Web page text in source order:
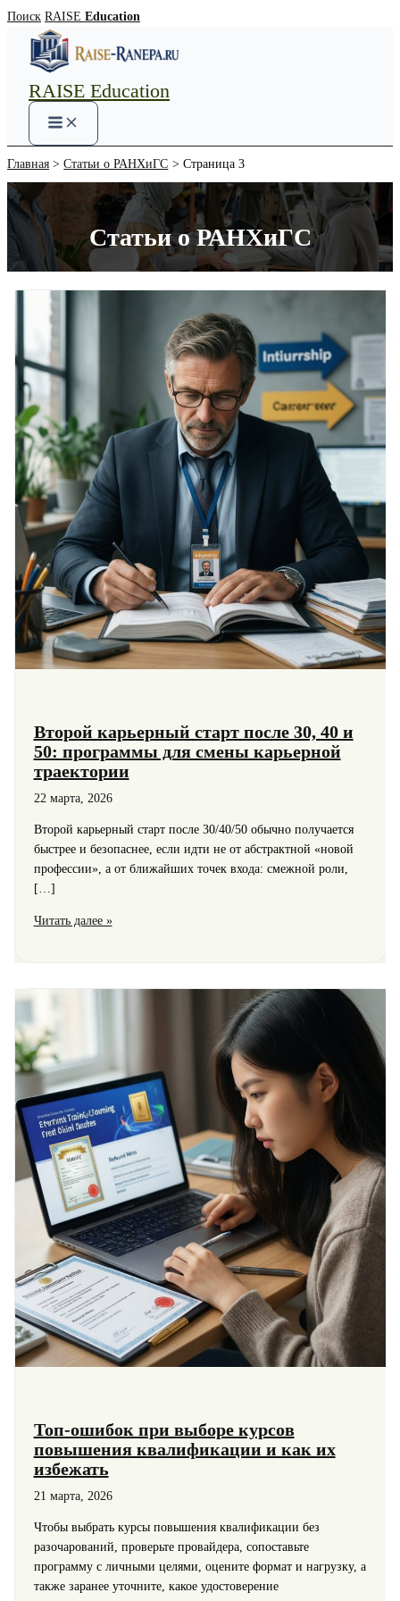
Перейти
содержимому
Поиск RAISE Education
RAISE Education
Main
Menu
Главная Статьи о РАНХиГС Страница 3
Статьи о РАНХиГС
Второй карьерный старт после 30, 40 и
50: программы для смены карьерной
траектории
22 марта, 2026
Второй карьерный старт после 30/40/50 обычно получается
быстрее и безопаснее, если идти не от абстрактной «новой
профессии», а от ближайших точек входа: смежной роли,
[…]
Второй
30,
и
50:
программы
для
смены
карьерной
траектории
Читать далее »
Топ-ошибок при выборе курсов
повышения квалификации и как их
избежать
21 марта, 2026
Чтобы выбрать курсы повышения квалификации без
разочарований, проверьте провайдера, сопоставьте
программу с личными целями, оцените формат и нагрузку, а
также заранее уточните, какое удостоверение